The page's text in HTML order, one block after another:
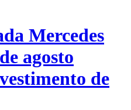
Mercedes
agosto
de